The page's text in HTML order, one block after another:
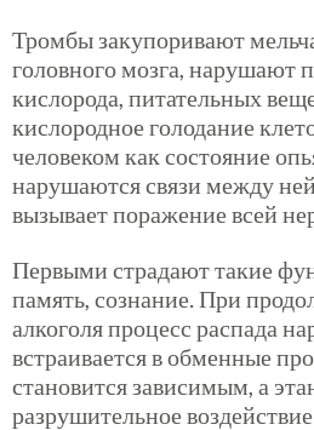
Тромбы закупоривают
головного мозга, нарушают
кислорода, питательных
кислородное голодание
человеком как состояние
нарушаются связи между
вызывает поражение всей
Первыми страдают такие
память, сознание. При
алкоголя процесс распада
встраивается в обменные
становится зависимым, а
разрушительное